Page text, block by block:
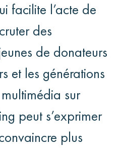
facilite l’acte de
des
de donateurs
et les générations
sur
peut s’exprimer
plus